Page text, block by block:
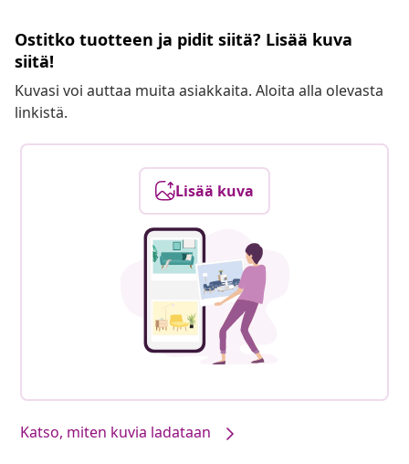
Ostitko tuotteen ja pidit siitä? Lisää kuva
siitä!
Kuvasi voi auttaa muita asiakkaita. Aloita alla olevasta
linkistä.
Lisää kuva
Katso, miten kuvia ladataan